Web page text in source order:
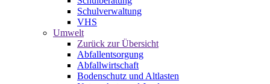
Schulverwaltung
VHS
Umwelt
Zurück zur Übersicht
Abfallentsorgung
Abfallwirtschaft
Bodenschutz und Altlasten